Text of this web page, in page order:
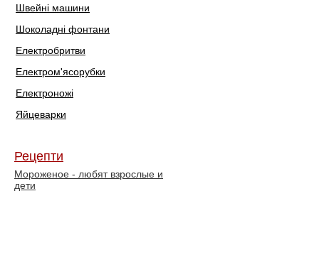
Швейні машини
Шоколадні фонтани
Електробритви
Електром'ясорубки
Електроножі
Яйцеварки
Рецепти
Мороженое - любят взрослые и
дети